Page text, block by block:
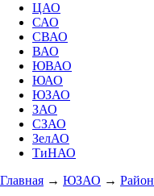
ЦАО
САО
СВАО
ВАО
ЮВАО
ЮАО
ЮЗАО
ЗАО
СЗАО
ЗелАО
ТиНАО
Главная → ЮЗАО →